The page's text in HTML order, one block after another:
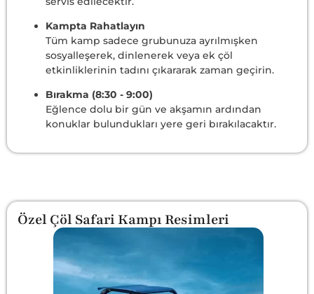
Kampta Rahatlayın
Tüm kamp sadece grubunuza ayrılmışken
sosyalleşerek, dinlenerek veya ek çöl
etkinliklerinin tadını çıkararak zaman geçirin.
Bırakma (8:30 - 9:00)
Eğlence dolu bir gün ve akşamın ardından
konuklar bulundukları yere geri bırakılacaktır.
Özel Çöl Safari Kampı Resimleri